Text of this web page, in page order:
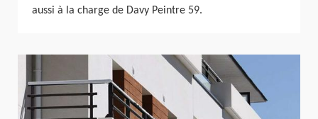
aussi à la charge de Davy Peintre 59.